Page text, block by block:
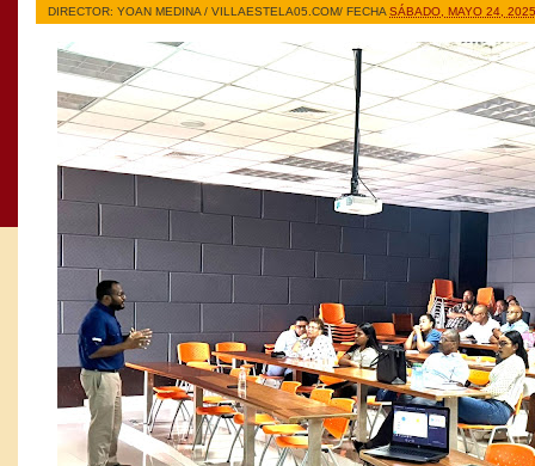
DIRECTOR: YOAN MEDINA / VILLAESTELA05.COM/ FECHA SÁBADO, MAYO 24, 2025